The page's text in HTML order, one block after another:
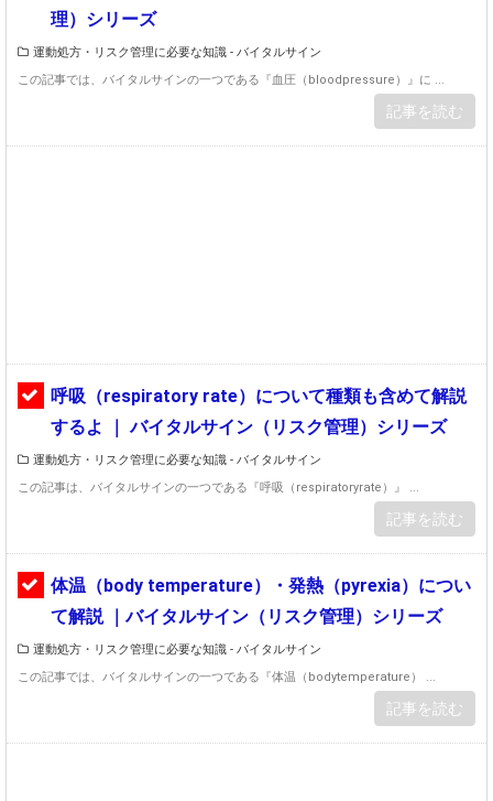
理）シリーズ
運動処方・リスク管理に必要な知識 - バイタルサイン
この記事では、バイタルサインの一つである『血圧（bloodpressure）』に ...
記事を読む
呼吸（respiratory rate）について種類も含めて解説
するよ ｜ バイタルサイン（リスク管理）シリーズ
運動処方・リスク管理に必要な知識 - バイタルサイン
この記事は、バイタルサインの一つである『呼吸（respiratoryrate）』 ...
記事を読む
体温（body temperature）・発熱（pyrexia）につい
て解説 ｜バイタルサイン（リスク管理）シリーズ
運動処方・リスク管理に必要な知識 - バイタルサイン
この記事では、バイタルサインの一つである『体温（bodytemperature） ...
記事を読む